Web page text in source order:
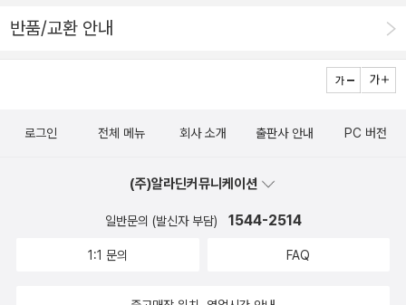
노래 동시 따라쓰기》, 《새로 쓰는 말밑 꾸러미 사전》, 《미래
책집을 보았습니다》, 《우리말꽃》, 《쉬운 말이 평화》, 《곁
짓는 즐거움》, 《이오덕 마음 읽기》을 썼다. blog.naver.co
황’…벌써 10만명 떠났다https://n.news.naver.com/mne
ws/article/081/0003618367'충주맨' 사직서 제출에 충T
V 구독자 18만명 가까이 떠났다(종합)https://n.news.nav
난날 삶자취를 곁들인다. 글을 쓰거나 읽는 눈길·손길은 바
나게 마련이다. 《내 손으로, 시베리아 횡단열차》는 손그림으
로 꾸민다. ‘손그림’은 알뜰하되, 이야기는 아쉽다. 숱한 분이
잘못 아는데, 중형카메라나 대형카메라로 찍어야 사진이 잘
서울대학교를 마친들 아름답게 일한다고 여기지 않는다. 똑
움턱을 디딘 적조차 없어도 사랑으로 살림을 짓기에 아람일
꾼이다. ‘손그림·손글씨’에 굳이 매이지 않아도 된다. 사랑이
반품/교환 안내
로그인 전체 메뉴 회사 소개 출판사 안내 PC 버전
(주)알라딘커뮤니케이션
일반문의 (발신자 부담) 1544-2514
1:1 문의 FAQ